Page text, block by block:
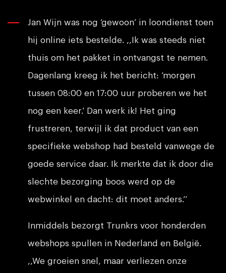
Jan Wijn was nog ‘gewoon’ in loondienst toen
hij online iets bestelde. ,,Ik was steeds niet
thuis om het pakket in ontvangst te nemen.
Dagenlang kreeg ik het bericht: ‘morgen
tussen 08:00 en 17:00 uur proberen we het
nog een keer.’ Dan werk ik! Het ging
frustreren, terwijl ik dat product van een
specifieke webshop had besteld vanwege de
goede service daar. Ik merkte dat ik door die
slechte bezorging boos werd op de
webwinkel en dacht: dit moet anders.’’
Inmiddels bezorgt Trunkrs voor honderden
webshops spullen in Nederland en België.
,,We groeien snel, maar verliezen onze